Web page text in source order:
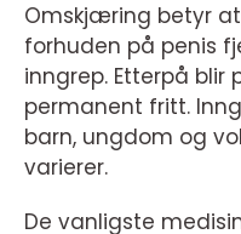
Omskjæring betyr
forhuden på penis
inngrep. Etterpå blir
permanent fritt.
barn, ungdom og
varierer.
De vanligste